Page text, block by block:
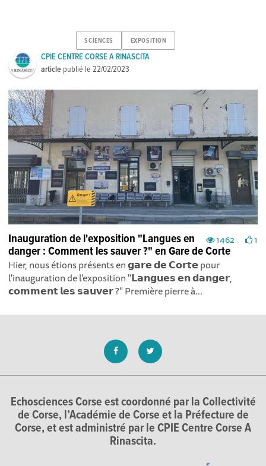
SCIENCES EXPOSITION
CPIE CENTRE CORSE A RINASCITA
article publié le22/02/2023
1462 1
Inauguration de l'exposition "Langues en
danger : Comment les sauver ?" en Gare de Corte
Hier, nous étions présents en 𝗴𝗮𝗿𝗲 𝗱𝗲 𝗖𝗼𝗿𝘁𝗲 pour
l'inauguration de l'exposition "𝗟𝗮𝗻𝗴𝘂𝗲𝘀 𝗲𝗻 𝗱𝗮𝗻𝗴𝗲𝗿,
𝗰𝗼𝗺𝗺𝗲𝗻𝘁 𝗹𝗲𝘀 𝘀𝗮𝘂𝘃𝗲𝗿 ?" Première pierre à...
Echosciences Corse est coordonné par la Collectivité
de Corse, l’Académie de Corse et la Préfecture de
Corse, et est administré par le CPIE Centre Corse A
Rinascita.